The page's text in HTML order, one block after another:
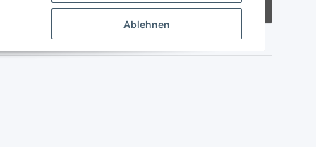
Ablehnen
Abonnieren